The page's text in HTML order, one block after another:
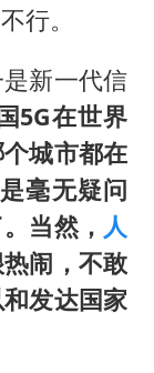
行。
新一代信
5G在世界
城市都在
毫无疑问
当然， 人
闹，不敢
发达国家